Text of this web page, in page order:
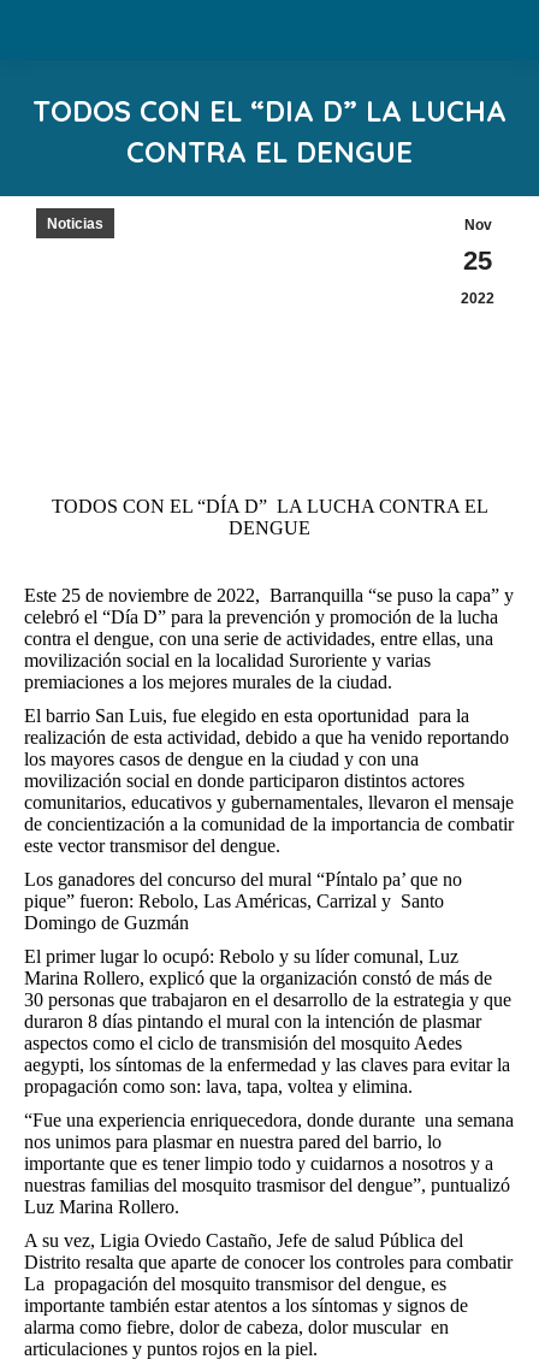
TODOS CON EL “DIA D” LA LUCHA
CONTRA EL DENGUE
Nov
25
2022
Noticias
TODOS CON EL “DÍA D” LA LUCHA CONTRA EL
DENGUE
Este 25 de noviembre de 2022, Barranquilla “se puso la capa” y
celebró el “Día D” para la prevención y promoción de la lucha
contra el dengue, con una serie de actividades, entre ellas, una
movilización social en la localidad Suroriente y varias
premiaciones a los mejores murales de la ciudad.
El barrio San Luis, fue elegido en esta oportunidad para la
realización de esta actividad, debido a que ha venido reportando
los mayores casos de dengue en la ciudad y con una
movilización social en donde participaron distintos actores
comunitarios, educativos y gubernamentales, llevaron el mensaje
de concientización a la comunidad de la importancia de combatir
este vector transmisor del dengue.
Los ganadores del concurso del mural “Píntalo pa’ que no
pique” fueron: Rebolo, Las Américas, Carrizal y Santo
Domingo de Guzmán
El primer lugar lo ocupó: Rebolo y su líder comunal, Luz
Marina Rollero, explicó que la organización constó de más de
30 personas que trabajaron en el desarrollo de la estrategia y que
duraron 8 días pintando el mural con la intención de plasmar
aspectos como el ciclo de transmisión del mosquito Aedes
aegypti, los síntomas de la enfermedad y las claves para evitar la
propagación como son: lava, tapa, voltea y elimina.
“Fue una experiencia enriquecedora, donde durante una semana
nos unimos para plasmar en nuestra pared del barrio, lo
importante que es tener limpio todo y cuidarnos a nosotros y a
nuestras familias del mosquito trasmisor del dengue”, puntualizó
Luz Marina Rollero.
A su vez, Ligia Oviedo Castaño, Jefe de salud Pública del
Distrito resalta que aparte de conocer los controles para combatir
La propagación del mosquito transmisor del dengue, es
importante también estar atentos a los síntomas y signos de
alarma como fiebre, dolor de cabeza, dolor muscular en
articulaciones y puntos rojos en la piel.